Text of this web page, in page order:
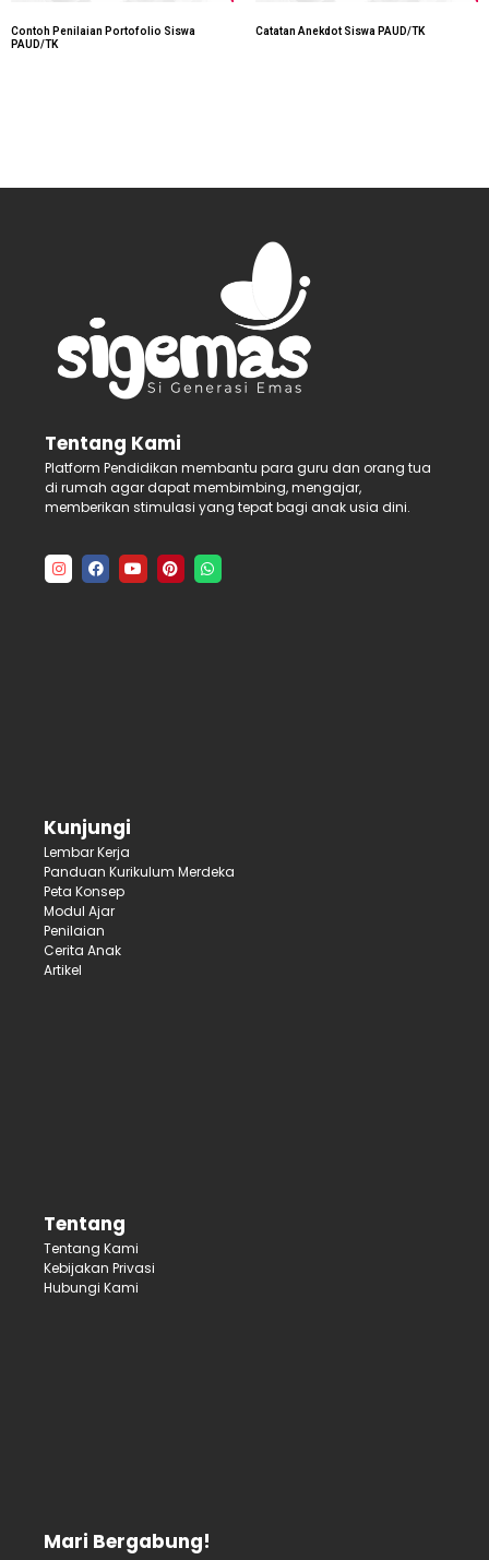
Contoh Penilaian Portofolio Siswa
PAUD/TK
Catatan Anekdot Siswa PAUD/TK
Tentang Kami
Platform Pendidikan membantu para guru dan orang tua
di rumah agar dapat membimbing, mengajar,
memberikan stimulasi yang tepat bagi anak usia dini.
Kunjungi
Lembar Kerja
Panduan Kurikulum Merdeka
Peta Konsep
Modul Ajar
Penilaian
Cerita Anak
Artikel
Tentang
Tentang Kami
Kebijakan Privasi
Hubungi Kami
Mari Bergabung!